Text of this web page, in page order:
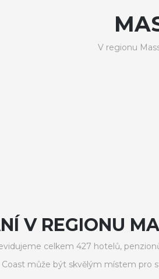
V regionu
V REGIONU
celkem 427 hotelů,
Coast může být skvělým místem pro